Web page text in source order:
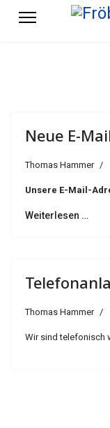
Neue E-
Thomas Hammer
Unsere E-Mail-
Weiterlesen …
Thomas Hammer
Wir sind telefonisch